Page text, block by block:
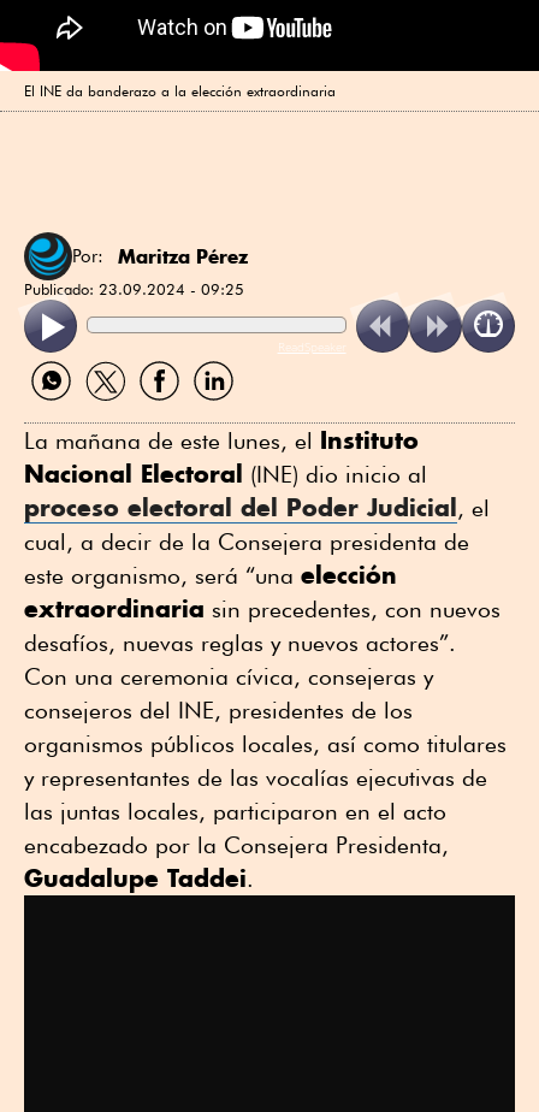
El INE da banderazo a la elección extraordinaria
Por: Maritza Pérez
Publicado: 23.09.2024 - 09:25
ReadSpeaker
Compartir
por
Compartir
por
Compartir
por
Compartir
por
La mañana de este lunes, el Instituto
Nacional Electoral (INE) dio inicio al
proceso electoral del Poder Judicial, el
cual, a decir de la Consejera presidenta de
este organismo, será “una elección
extraordinaria sin precedentes, con nuevos
desafíos, nuevas reglas y nuevos actores”.
Con una ceremonia cívica, consejeras y
consejeros del INE, presidentes de los
organismos públicos locales, así como titulares
y representantes de las vocalías ejecutivas de
las juntas locales, participaron en el acto
encabezado por la Consejera Presidenta,
Guadalupe Taddei.